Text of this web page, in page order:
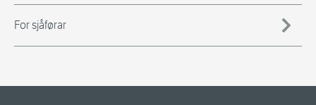
For sjåførar